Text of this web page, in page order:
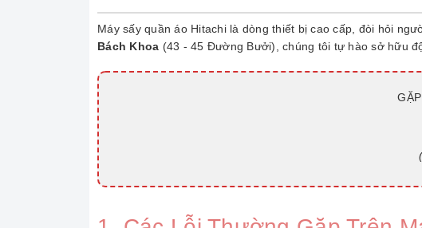
Máy sấy quần áo Hitachi là dòng thiết bị cao cấp, đòi hỏi
Bách Khoa (43 - 45 Đường Bưởi), chúng tôi tự hào sở hữu